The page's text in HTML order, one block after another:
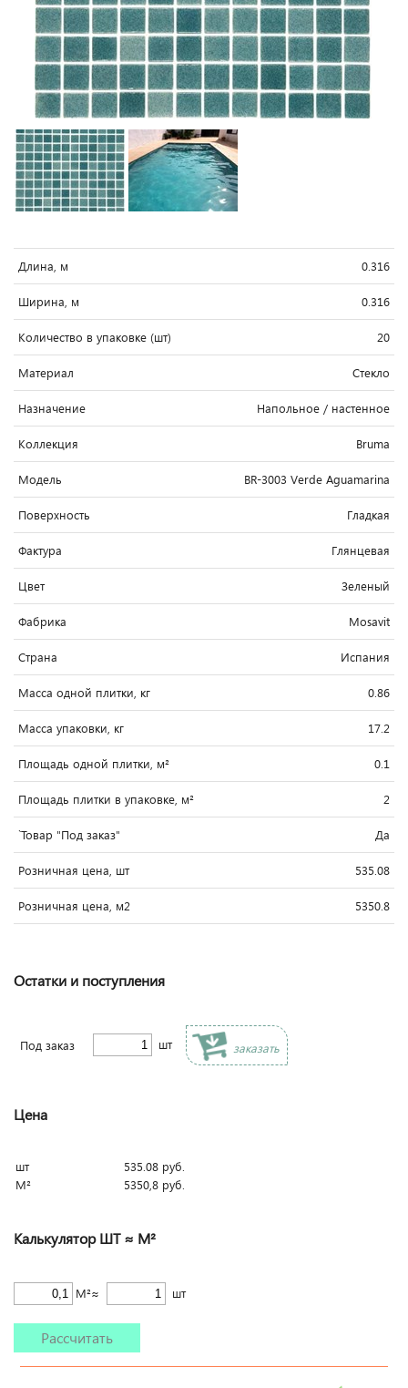
Длина, м 0.316
Ширина, м 0.316
Количество в упаковке (шт) 20
Материал Стекло
Назначение Напольное / настенное
Коллекция Bruma
Модель BR-3003 Verde Aguamarina
Поверхность Гладкая
Фактура Глянцевая
Цвет Зеленый
Фабрика Mosavit
Страна Испания
Масса одной плитки, кг 0.86
Масса упаковки, кг 17.2
Площадь одной плитки, м² 0.1
Площадь плитки в упаковке, м² 2
`Товар "Под заказ" Да
Розничная цена, шт 535.08
Розничная цена, м2 5350.8
Остатки и поступления
Под заказ шт заказать
Цена
шт 535.08 руб.
М²
5350,8 руб.
Калькулятор ШТ ≈ М²
М²≈ шт
Рассчитать